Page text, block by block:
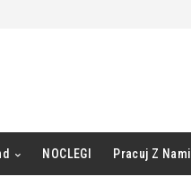
NOCLEGI Pracuj Z Nami